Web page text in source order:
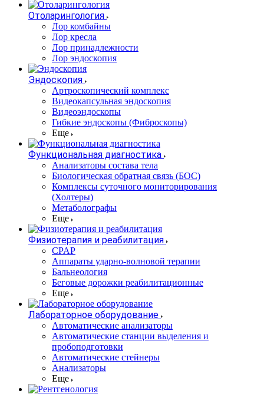
Отоларингология
Лор комбайны
Лор кресла
Лор принадлежности
Лор эндоскопия
Эндоскопия
Артроскопический комплекс
Видеокапсульная эндоскопия
Видеоэндоскопы
Гибкие эндоскопы (Фиброcкопы)
Еще
Функциональная диагностика
Анализаторы состава тела
Биологическая обратная связь (БОС)
Комплексы суточного мониторирования
(Холтеры)
Метаболографы
Еще
Физиотерапия и реабилитация
CPAP
Аппараты ударно-волновой терапии
Бальнеология
Беговые дорожки реабилитационные
Еще
Лабораторное оборудование
Автоматические анализаторы
Автоматические станции выделения и
пробоподготовки
Автоматические стейнеры
Анализаторы
Еще